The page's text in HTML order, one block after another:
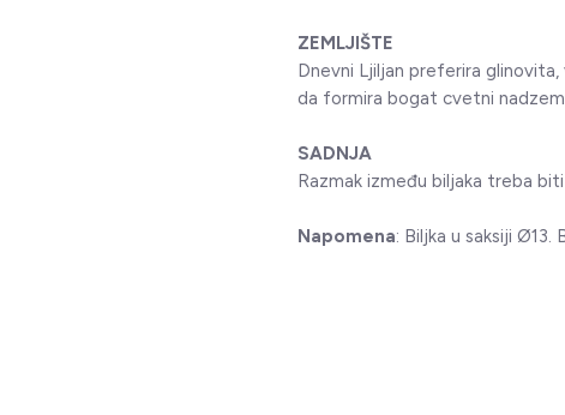
ZEMLJIŠTE
Dnevni Ljiljan preferira
da formira bogat cvetni
SADNJA
Razmak između biljaka treba
Napomena: Biljka u saksiji